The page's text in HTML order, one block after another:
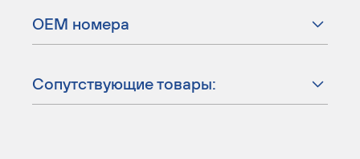
ОЕМ номера
Сопутствующие товары: